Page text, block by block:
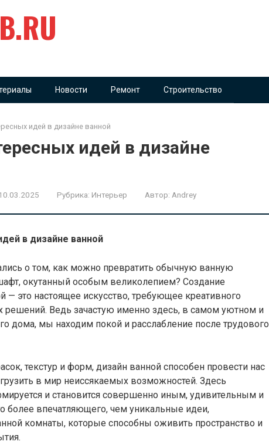
Новости Ремонт Строительство
идей в дизайне ванной
идей в дизайне
Рубрика: Интерьер Автор: Andrey
в дизайне ванной
о том, как можно превратить обычную ванную
окутанный особым великолепием? Создание
— это настоящее искусство, требующее креативного
решений. Ведь зачастую именно здесь, в самом уютном и
дома, мы находим покой и расслабление после трудового
текстур и форм, дизайн ванной способен провести нас
в мир неиссякаемых возможностей. Здесь
и становится совершенно иным, удивительным и
более впечатляющего, чем уникальные идеи,
комнаты, которые способны оживить пространство и